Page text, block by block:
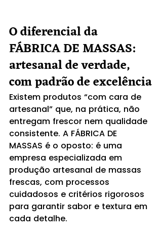
O diferencial da
FÁBRICA DE MASSAS:
artesanal de verdade,
com padrão de excelência
Existem produtos “com cara de
artesanal” que, na prática, não
entregam frescor nem qualidade
consistente. A FÁBRICA DE
MASSAS é o oposto: é uma
empresa especializada em
produção artesanal de massas
frescas, com processos
cuidadosos e critérios rigorosos
para garantir sabor e textura em
cada detalhe.